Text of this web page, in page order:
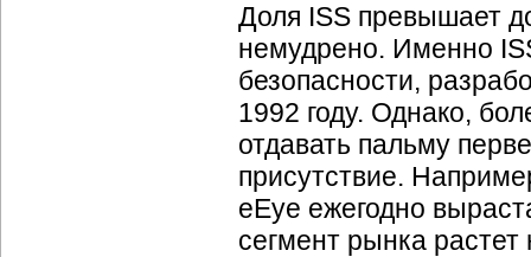
Доля ISS превышает
немудрено. Именно
безопасности,
1992 году. Однако,
отдавать пальму
присутствие.
eEye ежегодно
сегмент рынка растет